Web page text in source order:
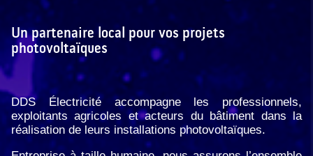
Un partenaire local pour vos projets
photovoltaïques
DDS Électricité accompagne les professionnels,
exploitants agricoles et acteurs du bâtiment dans la
réalisation de leurs installations photovoltaïques.